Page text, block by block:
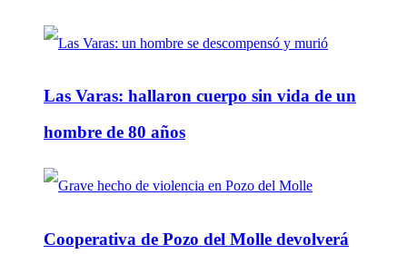
Las Varas: hallaron cuerpo sin vida de un
hombre de 80 años
Cooperativa de Pozo del Molle devolverá